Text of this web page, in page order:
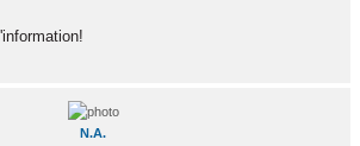
N.A.